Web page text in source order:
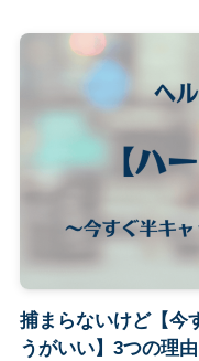
捕まらないけど【今
うがいい】3つの理由